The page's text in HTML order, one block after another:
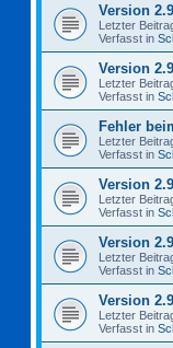
Version
Letzter
Verfasst in
Version
Letzter
Verfasst in
Fehler
Letzter
Verfasst in
Version
Letzter
Verfasst in
Version
Letzter
Verfasst in
Version
Letzter
Verfasst in